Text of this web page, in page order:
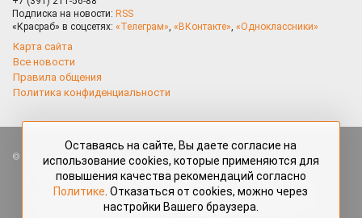
Подписка на новости: RSS
«Красраб» в соцсетях: «Телеграм», «ВКонтакте», «Одноклассники»
Карта сайта
Все новости
Правила общения
Политика конфиденциальности
Все права защищены. Любые материалы, размещённые на портале
«Красраб.ру» сотрудниками редакции, нештатными авторами
и читателями, являются объектами авторского права. Полное или
частичное использование материалов, размещённых на портале
«Красраб.ру», допускается только с письменного согласия редакции
Оставаясь на сайте, Вы даете согласие на
использование cookies, которые применяются для
повышения качества рекомендаций согласно
Политике . Отказаться от cookies, можно через
настройки Вашего браузера.